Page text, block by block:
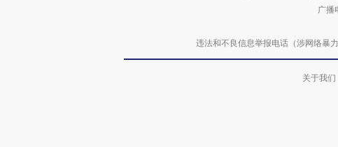
广播
违法和不良信息举报电话（涉网络
关于我们